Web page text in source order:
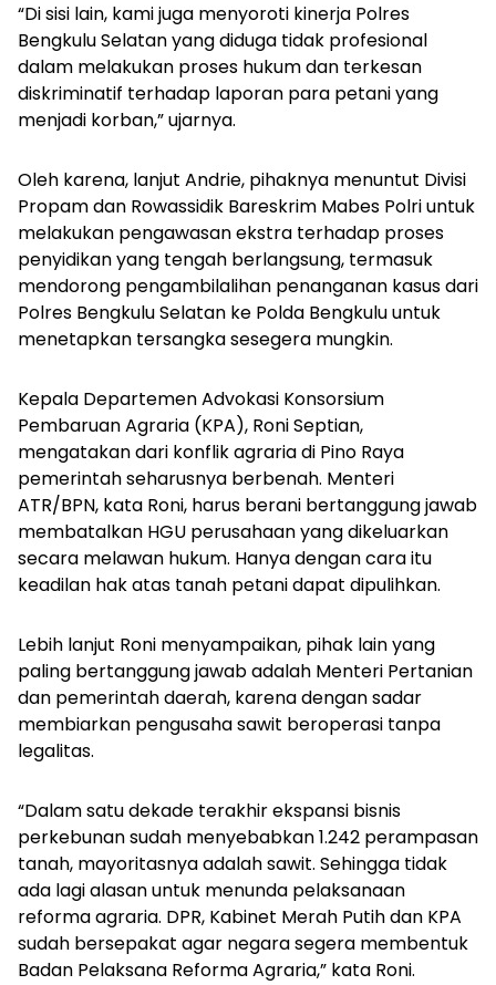
“Di sisi lain, kami juga menyoroti kinerja Polres
Bengkulu Selatan yang diduga tidak profesional
dalam melakukan proses hukum dan terkesan
diskriminatif terhadap laporan para petani yang
menjadi korban,” ujarnya.
Oleh karena, lanjut Andrie, pihaknya menuntut Divisi
Propam dan Rowassidik Bareskrim Mabes Polri untuk
melakukan pengawasan ekstra terhadap proses
penyidikan yang tengah berlangsung, termasuk
mendorong pengambilalihan penanganan kasus dari
Polres Bengkulu Selatan ke Polda Bengkulu untuk
menetapkan tersangka sesegera mungkin.
Kepala Departemen Advokasi Konsorsium
Pembaruan Agraria (KPA), Roni Septian,
mengatakan dari konflik agraria di Pino Raya
pemerintah seharusnya berbenah. Menteri
ATR/BPN, kata Roni, harus berani bertanggung jawab
membatalkan HGU perusahaan yang dikeluarkan
secara melawan hukum. Hanya dengan cara itu
keadilan hak atas tanah petani dapat dipulihkan.
Lebih lanjut Roni menyampaikan, pihak lain yang
paling bertanggung jawab adalah Menteri Pertanian
dan pemerintah daerah, karena dengan sadar
membiarkan pengusaha sawit beroperasi tanpa
legalitas.
“Dalam satu dekade terakhir ekspansi bisnis
perkebunan sudah menyebabkan 1.242 perampasan
tanah, mayoritasnya adalah sawit. Sehingga tidak
ada lagi alasan untuk menunda pelaksanaan
reforma agraria. DPR, Kabinet Merah Putih dan KPA
sudah bersepakat agar negara segera membentuk
Badan Pelaksana Reforma Agraria,” kata Roni.